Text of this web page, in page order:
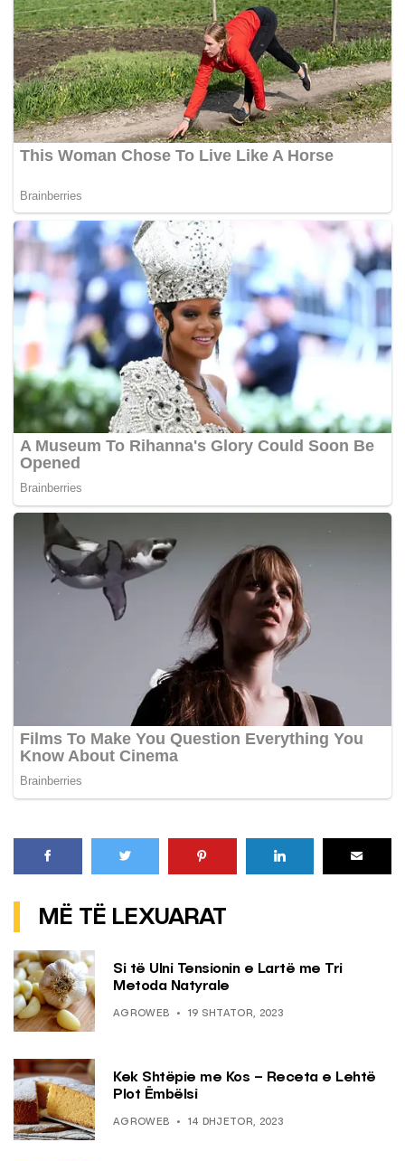
MË TË LEXUARAT
Si të Ulni Tensionin e Lartë me Tri
Metoda Natyrale
AGROWEB 19 SHTATOR, 2023
Kek Shtëpie me Kos – Receta e Lehtë
Plot Ëmbëlsi
AGROWEB 14 DHJETOR, 2023